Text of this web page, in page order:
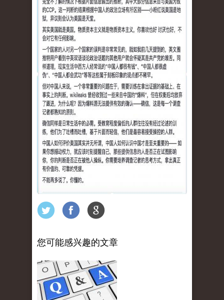
您可能感兴趣的文章